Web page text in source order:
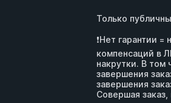
Только
❗️Нет гарантии
компенсаций в
накрутки. В том
завершения
завершения
Совершая